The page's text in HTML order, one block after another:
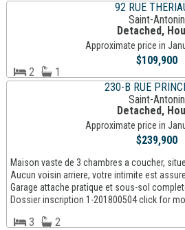
92 RUE
Saint-Antonin
Detached,
Approximate price in
$109,900
2
1
230-B RUE
Saint-Antonin
Detached,
Approximate price in
$239,900
Maison vaste de 3 chambres a coucher,
Aucun voisin arriere, votre intimite est
Garage attache pratique et sous-sol
Dossier inscription 1-201800504 click for
3 2